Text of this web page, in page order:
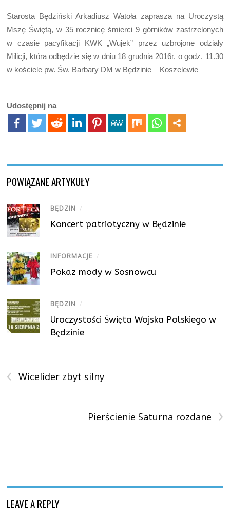
Starosta Będziński Arkadiusz Watoła zaprasza na Uroczystą
Mszę Świętą, w 35 rocznicę śmierci 9 górników zastrzelonych
w czasie pacyfikacji KWK „Wujek” przez uzbrojone odziały
Milicji, która odbędzie się w dniu 18 grudnia 2016r. o godz. 11.30
w kościele pw. Św. Barbary DM w Będzinie – Koszelewie
Udostępnij na
POWIĄZANE ARTYKUŁY
BĘDZIN /
Koncert patriotyczny w Będzinie
INFORMACJE /
Pokaz mody w Sosnowcu
BĘDZIN /
Uroczystości Święta Wojska Polskiego w
Będzinie
‹ Wicelider zbyt silny
›
Pierścienie Saturna rozdane
LEAVE A REPLY